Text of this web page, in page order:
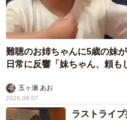
難聴のお姉ちゃんに5歳の妹
日常に反響「妹ちゃん、頼も
五ヶ瀬 あお
2026.08.07
ラストライ